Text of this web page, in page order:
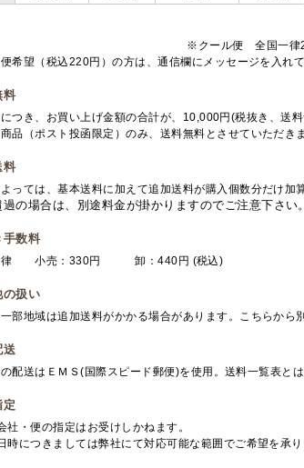
※クール便 全国一律
希望（税込220円）の方は、通信欄にメッセージを入れ
料
につき、お買い上げ金額の合計が、10,000円(税抜き、送
品（ポスト投函限定）のみ、送料無料とさせていただき
料
っては、基本送料に加えて追加送料が購入個数分だけ
過の場合は、別途料金が掛かりますのでご注意下さい。
手数料
律 小売：330円 卸：440円 (税込)
の扱い
部地域は追加送料がかかる場合があります。こちらから
送
配送はＥＭＳ(国際スピード郵便)を使用。送料一覧表と
定
社・便の指定はお受けしかねます。
時につきましては弊社にて対応可能な範囲でご希望を承